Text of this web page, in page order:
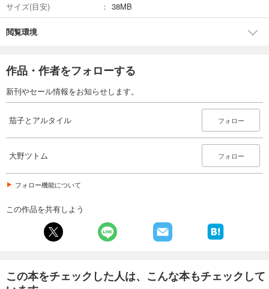
サイズ(目安)
38MB
閲覧環境
作品・作者をフォローする
新刊やセール情報をお知らせします。
茄子とアルタイル フォロー
大野ツトム フォロー
フォロー機能について
この作品を共有しよう
この本をチェックした人は、こんな本もチェックして